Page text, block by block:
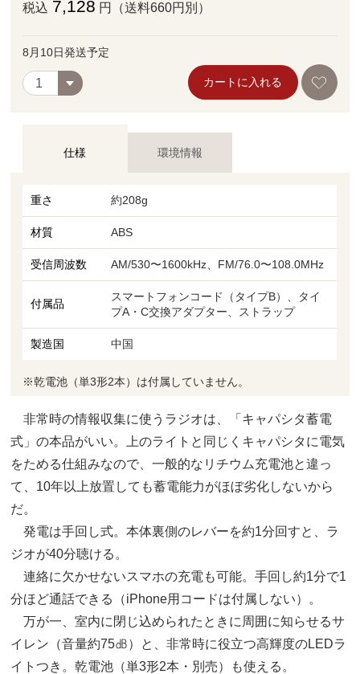
税込 7,128 円（送料660円別）
8月10日発送予定
カートに入れる
仕様 環境情報
重さ 約208g
材質 ABS
受信周波数 AM/530〜1600kHz、FM/76.0〜108.0MHz
付属品
スマートフォンコード（タイプB）、タイ
プA・C交換アダプター、ストラップ
製造国 中国
※乾電池（単3形2本）は付属していません。
非常時の情報収集に使うラジオは、「キャパシタ蓄電
式」の本品がいい。上のライトと同じくキャパシタに電気
をためる仕組みなので、一般的なリチウム充電池と違っ
て、10年以上放置しても蓄電能力がほぼ劣化しないから
だ。
発電は手回し式。本体裏側のレバーを約1分回すと、ラ
ジオが40分聴ける。
連絡に欠かせないスマホの充電も可能。手回し約1分で1
分ほど通話できる（iPhone用コードは付属しない）。
万が一、室内に閉じ込められたときに周囲に知らせるサ
イレン（音量約75㏈）と、非常時に役立つ高輝度のLEDラ
イトつき。乾電池（単3形2本・別売）も使える。